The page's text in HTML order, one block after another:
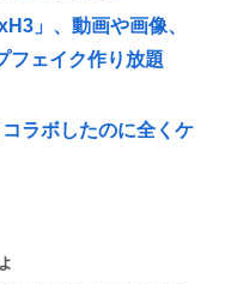
」、動画や画像、
フェイク作り放題
ラボしたのに全くケ
高校野球甲子園大
さんwww